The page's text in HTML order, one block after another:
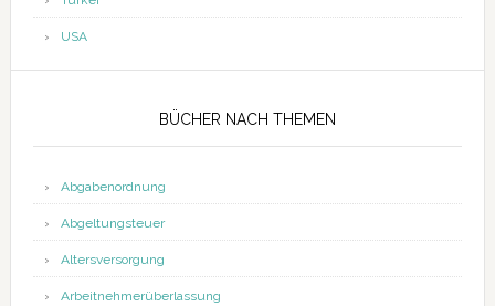
USA
BÜCHER NACH THEMEN
Abgabenordnung
Abgeltungsteuer
Altersversorgung
Arbeitnehmerüberlassung